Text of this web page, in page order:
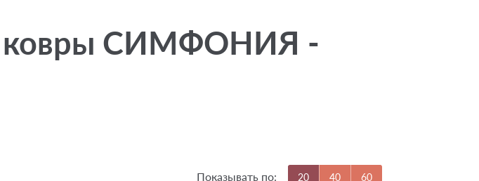
ковры СИМФОНИЯ -
Показывать по: 20 40 60